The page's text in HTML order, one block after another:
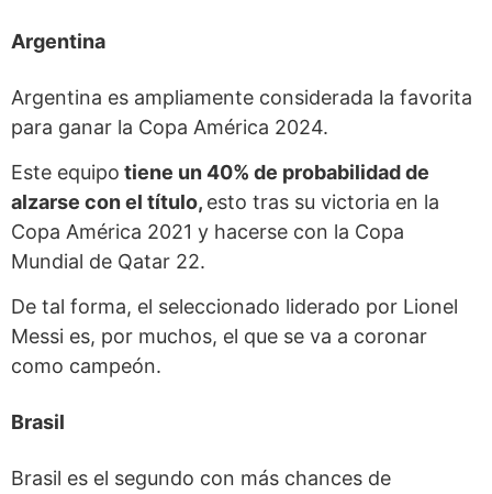
Argentina
Argentina es ampliamente considerada la favorita
para ganar la Copa América 2024.
Este equipo tiene un 40% de probabilidad de
alzarse con el título, esto tras su victoria en la
Copa América 2021 y hacerse con la Copa
Mundial de Qatar 22.
De tal forma, el seleccionado liderado por Lionel
Messi es, por muchos, el que se va a coronar
como campeón.
Brasil
Brasil es el segundo con más chances de